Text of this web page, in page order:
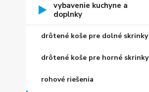
vybavenie kuchyne a
doplnky
drôtené koše pre dolné skrinky
drôtené koše pre horné skrinky
rohové riešenia